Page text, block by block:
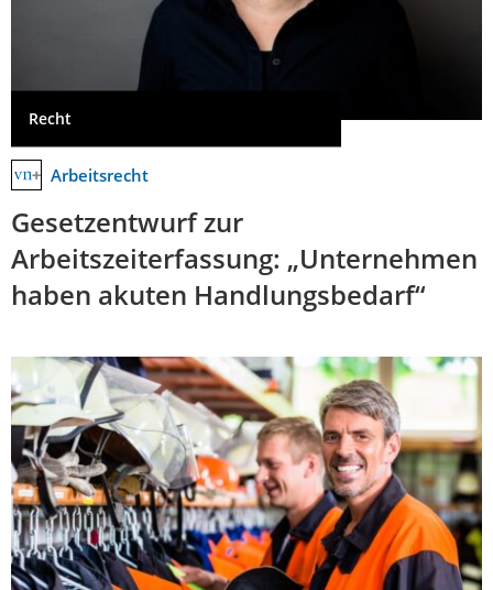
Recht
Arbeitsrecht
Gesetzentwurf zur
Arbeitszeiterfassung: „Unternehmen
haben akuten Handlungsbedarf“